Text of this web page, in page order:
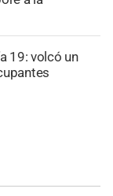
19: volcó un